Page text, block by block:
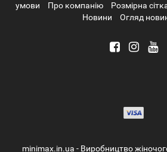
умови
Про компанію
Розмірна
Новини
Огляд
minimax.in.ua - Виробництво